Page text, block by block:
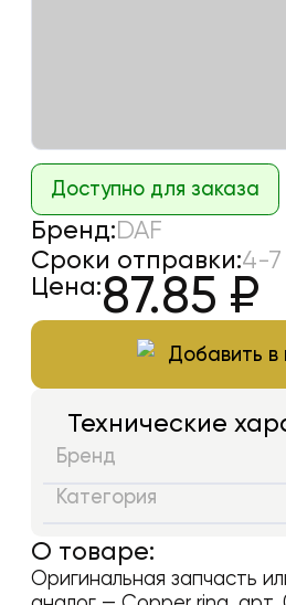
Доступно для заказа
Бренд:DAF
Сроки отправки:4-
Цена:87.85 ₽
Добавить в
Технические
Бренд
Категория
О товаре:
Оригинальная запчасть